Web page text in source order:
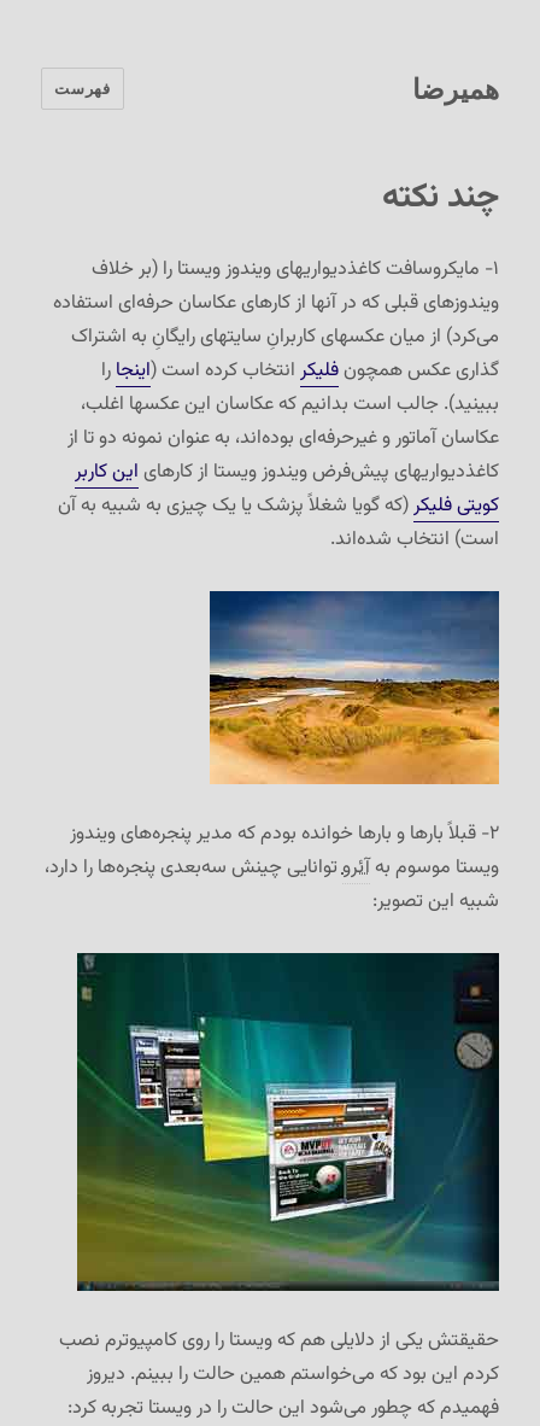
همیرضا فهرست
چند نکته
۱- مایکروسافت کاغذدیواریهای ویندوز ویستا را (بر خلاف
ویندوزهای قبلی که در آنها از کارهای عکاسان حرفه‌ای استفاده
می‌کرد) از میان عکسهای کاربرانِ سایتهای رایگانِ به اشتراک
گذاری عکس همچونفلیکر انتخاب کرده است (اینجا را
ببینید). جالب است بدانیم که عکاسان این عکسها اغلب،
عکاسان آماتور و غیرحرفه‌ای بوده‌اند، به عنوان نمونه دو تا از
کاغذدیواریهای پیش‌فرض ویندوز ویستا از کارهای این کاربر
کویتی فلیکر(که گویا شغلاً پزشک یا یک چیزی به شبیه به آن
است) انتخاب شده‌اند.
۲- قبلاً بارها و بارها خوانده بودم که مدیر پنجره‌های ویندوز
ویستا موسوم بهآئروتوانایی چینش سه‌بعدی پنجره‌ها را دارد،
شبیه این تصویر:
حقیقتش یکی از دلایلی هم که ویستا را روی کامپیوترم نصب
کردم این بود که می‌خواستم همین حالت را ببینم. دیروز
فهمیدم که چطور می‌شود این حالت را در ویستا تجربه کرد: